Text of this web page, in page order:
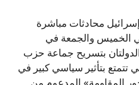
محادثات مباشرة
الخميس والجمعة في
بتسريح جماعة حزب
تتمتع بتأثير سياسي كبير في
المقاومة» المدعوم من